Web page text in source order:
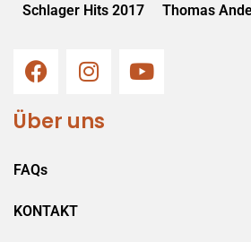
Schlager Hits 2017 Thomas
Über uns
FAQs
KONTAKT